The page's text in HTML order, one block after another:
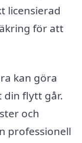
licensierad
för att
kan göra
din flytt går.
och
professionell